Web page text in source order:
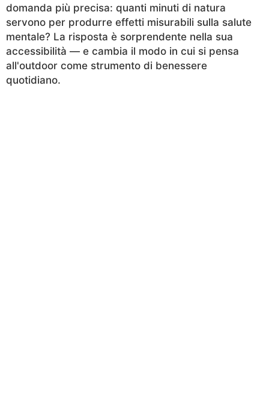
domanda più precisa: quanti minuti di natura
servono per produrre effetti misurabili sulla salute
mentale? La risposta è sorprendente nella sua
accessibilità — e cambia il modo in cui si pensa
all'outdoor come strumento di benessere
quotidiano.